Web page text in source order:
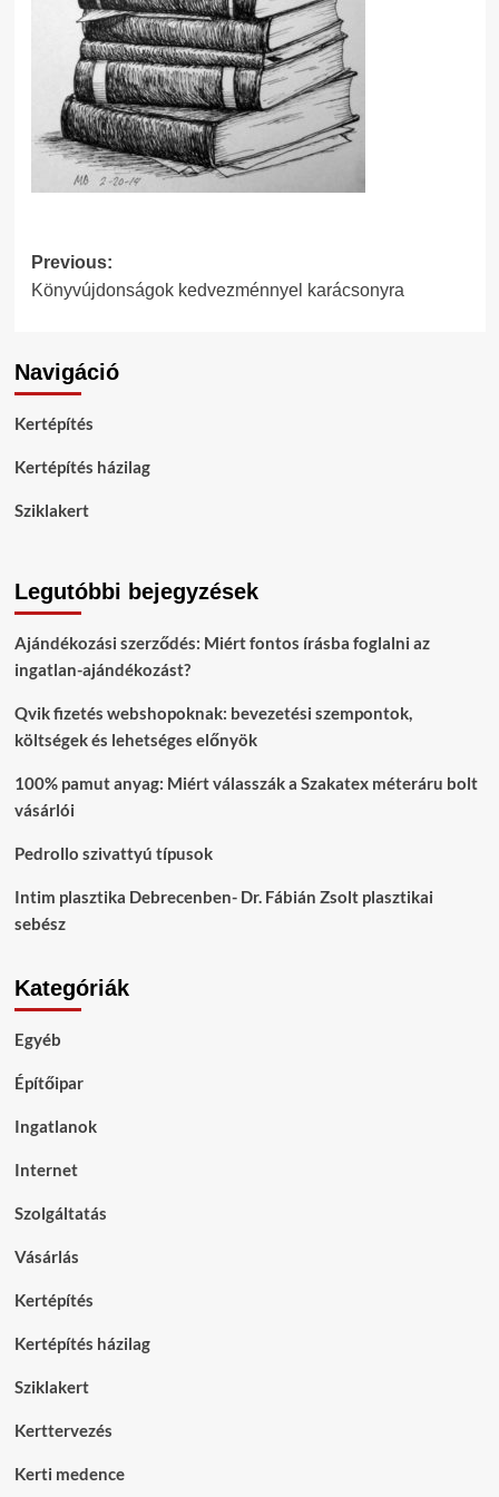
Post
navigation
Previous:
Könyvújdonságok kedvezménnyel karácsonyra
Navigáció
Kertépítés
Kertépítés házilag
Sziklakert
Legutóbbi bejegyzések
Ajándékozási szerződés: Miért fontos írásba foglalni az
ingatlan-ajándékozást?
Qvik fizetés webshopoknak: bevezetési szempontok,
költségek és lehetséges előnyök
100% pamut anyag: Miért válasszák a Szakatex méteráru bolt
vásárlói
Pedrollo szivattyú típusok
Intim plasztika Debrecenben- Dr. Fábián Zsolt plasztikai
sebész
Kategóriák
Egyéb
Építőipar
Ingatlanok
Internet
Szolgáltatás
Vásárlás
Kertépítés
Kertépítés házilag
Sziklakert
Kerttervezés
Kerti medence